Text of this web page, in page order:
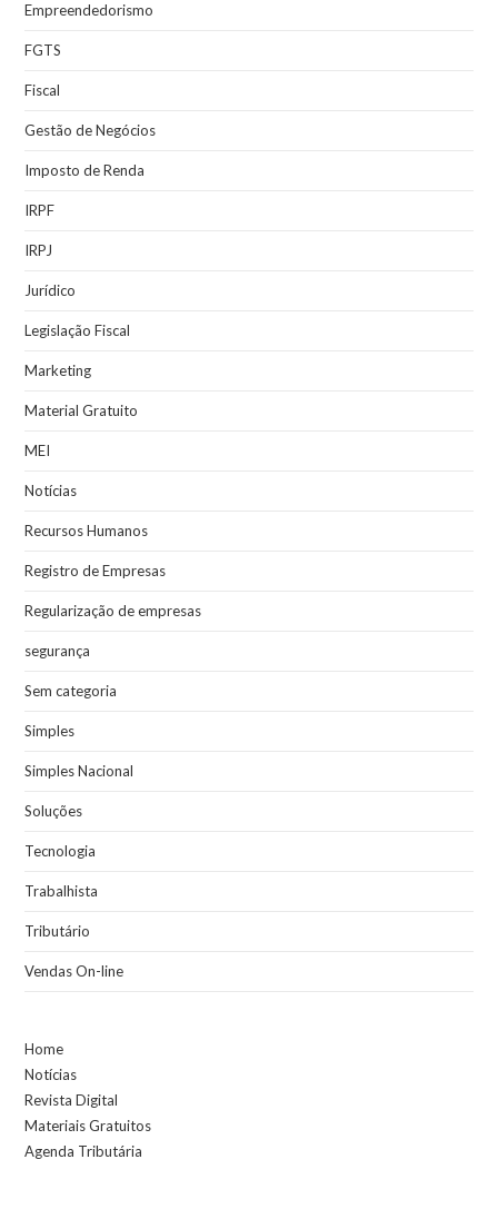
Empreendedorismo
FGTS
Fiscal
Gestão de Negócios
Imposto de Renda
IRPF
IRPJ
Jurídico
Legislação Fiscal
Marketing
Material Gratuito
MEI
Notícias
Recursos Humanos
Registro de Empresas
Regularização de empresas
segurança
Sem categoria
Simples
Simples Nacional
Soluções
Tecnologia
Trabalhista
Tributário
Vendas On-line
Home
Notícias
Revista Digital
Materiais Gratuitos
Agenda Tributária